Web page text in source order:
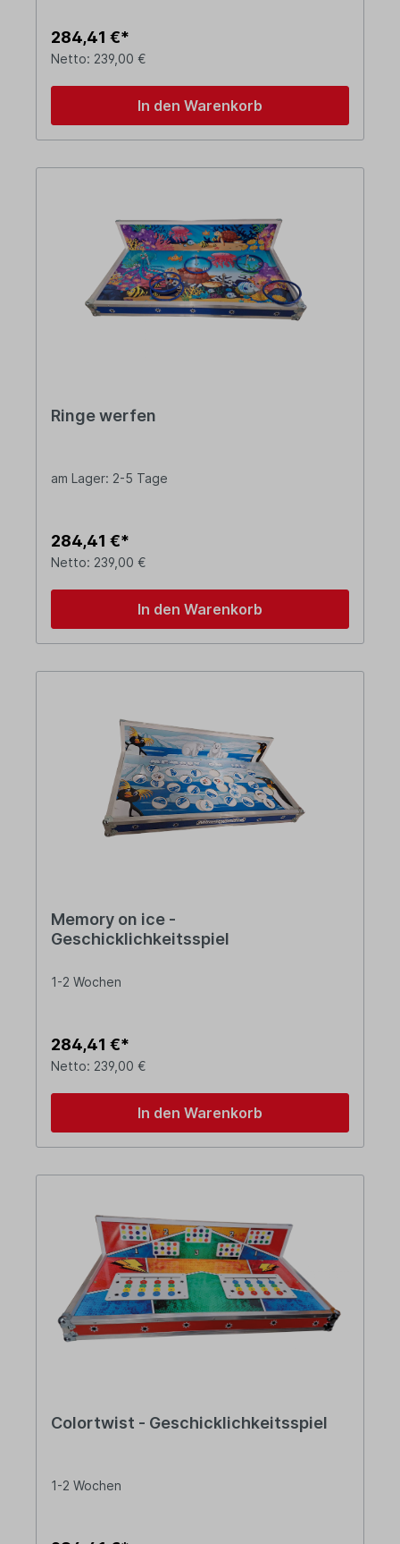
284,41 €*
Netto: 239,00 €
In den Warenkorb
Ringe werfen
am Lager: 2-5 Tage
284,41 €*
Netto: 239,00 €
In den Warenkorb
Memory on ice -
Geschicklichkeitsspiel
1-2 Wochen
284,41 €*
Netto: 239,00 €
In den Warenkorb
Colortwist - Geschicklichkeitsspiel
1-2 Wochen